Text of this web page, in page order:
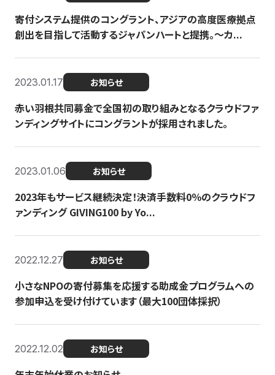
寄付システム提供のコングラント、アジアの高度医療拠点
創出を目指して活動するジャパンハートと提携。〜カ...
2023.01.17 お知らせ
赤い羽根共同募金で全国初の取り組みとなるクラウドファ
ンディングサイトにコングラントが採用されました。
2023.01.06 お知らせ
2023年もサービス継続決定！決済手数料0％のクラウドフ
ァンディング GIVING100 by Yo...
2022.12.27 お知らせ
小さなNPOの寄付募集を応援する助成金プログラムへの
参加申込を受け付けています（最大100団体採択）
2022.12.02 お知らせ